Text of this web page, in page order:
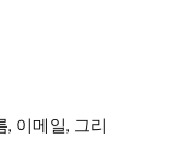
이메일, 그리